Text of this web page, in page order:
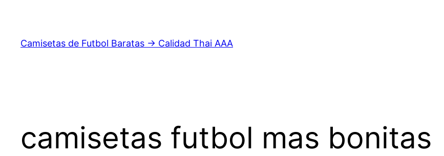
contenido
Camisetas de Futbol Baratas → Calidad Thai AAA
camisetas futbol mas bonitas